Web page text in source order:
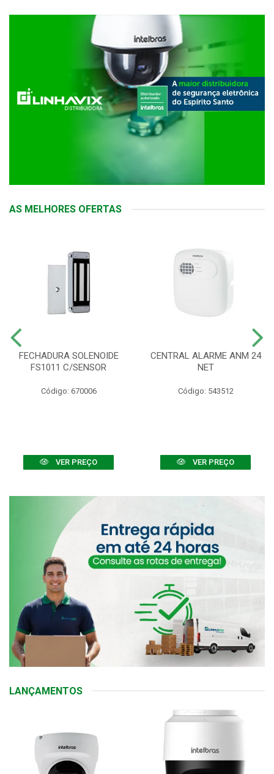
AS MELHORES OFERTAS
FECHADURA SOLENOIDE
FS1011 C/SENSOR
Código: 670006
VER PREÇO
CENTRAL ALARME ANM 24
NET
Código: 543512
VER PREÇO
LANÇAMENTOS